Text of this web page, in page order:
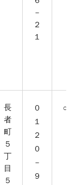
－
２
１
長
者
町
５
丁
目
５
０
１
２
０
－
９
○